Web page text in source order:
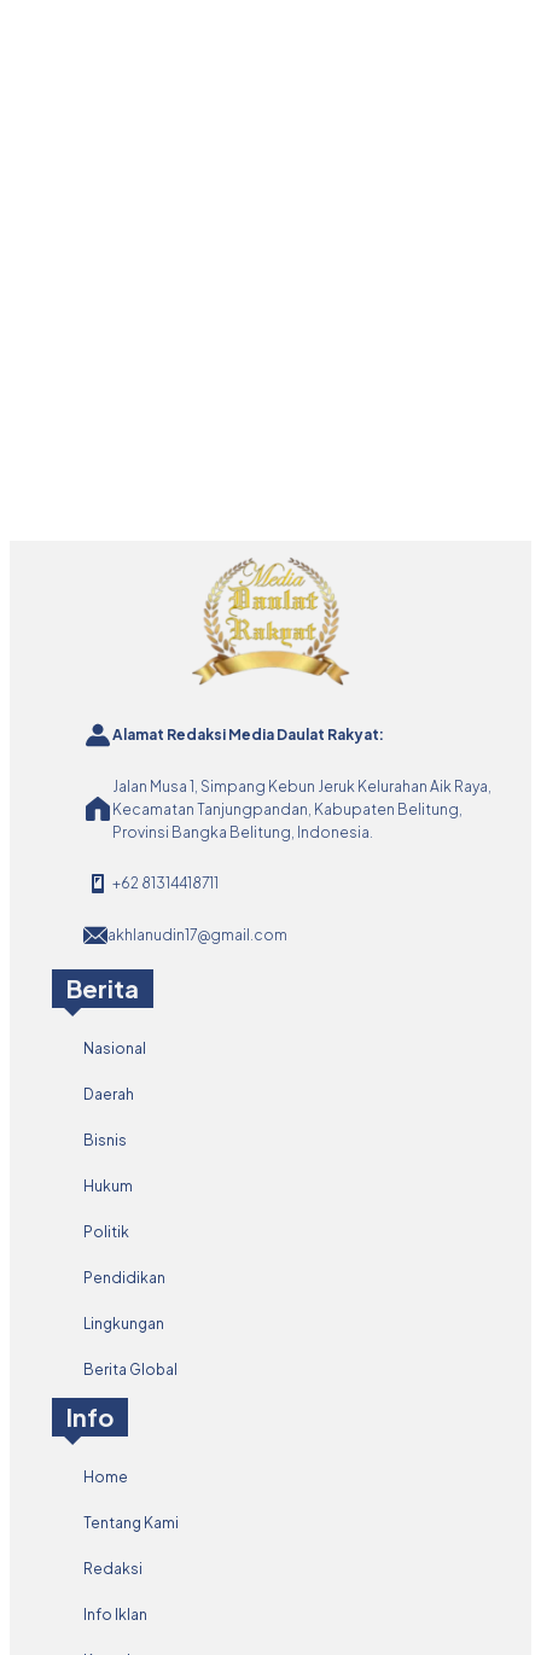
Alamat Redaksi Media Daulat Rakyat:
Jalan Musa 1, Simpang Kebun Jeruk Kelurahan Aik Raya,
Kecamatan Tanjungpandan, Kabupaten Belitung,
Provinsi Bangka Belitung, Indonesia.
+62 81314418711
akhlanudin17@gmail.com
Berita
Nasional
Daerah
Bisnis
Hukum
Politik
Pendidikan
Lingkungan
Berita Global
Info
Home
Tentang Kami
Redaksi
Info Iklan